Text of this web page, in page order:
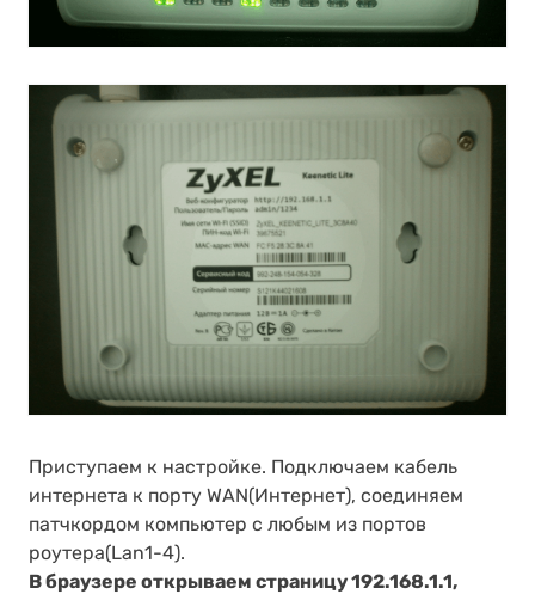
Приступаем к настройке. Подключаем кабель
интернета к порту WAN(Интернет), соединяем
патчкордом компьютер с любым из портов
роутера(Lan1-4).
В браузере открываем страницу 192.168.1.1,